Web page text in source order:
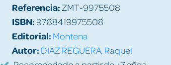
Referencia: ZMT-9975508
ISBN:9788419975508
Editorial: Montena
Autor: DIAZ REGUERA, Raquel